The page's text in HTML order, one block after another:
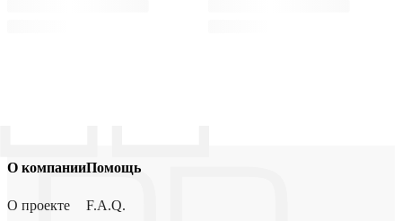
О компании
О проекте
Помощь
F.A.Q.